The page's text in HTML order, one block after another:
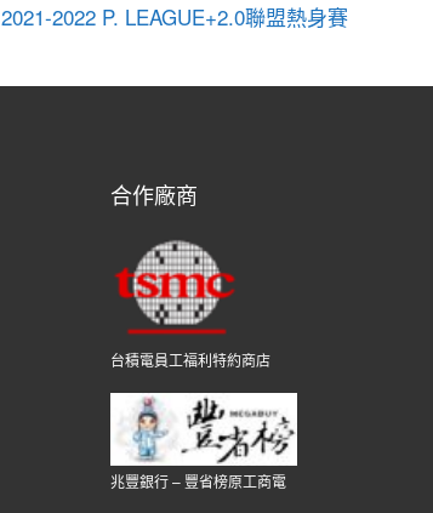
2021-2022 P. LEAGUE+2.0聯盟熱身賽
合作廠商
台積電員工福利特約商店
兆豐銀行 – 豐省榜原工商電